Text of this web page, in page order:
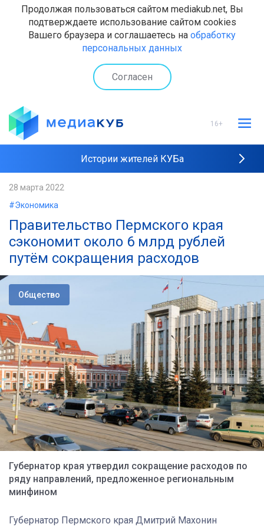
Продолжая пользоваться сайтом mediakub.net, Вы
подтверждаете использование сайтом cookies
Вашего браузера и соглашаетесь на обработку
персональных данных
Согласен
16+
Истории жителей КУБа
28 марта 2022
#Экономика
Правительство Пермского края
сэкономит около 6 млрд рублей
путём сокращения расходов
Общество
Губернатор края утвердил сокращение расходов по
ряду направлений, предложенное региональным
минфином
Губернатор Пермского края Дмитрий Махонин